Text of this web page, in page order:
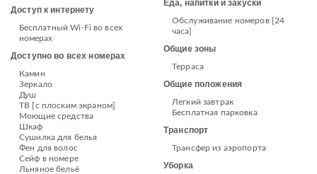
Доступ к интернету
Бесплатный Wi-Fi во всех
номерах
Доступно во всех номерах
Камин
Зеркало
Душ
ТВ [с плоским экраном]
Моющие средства
Шкаф
Сушилка для белья
Фен для волос
Сейф в номере
Льняное бельё
Еда, напитки и закуски
Обслуживание номеров [24
часа]
Общие зоны
Терраса
Общие положения
Легкий завтрак
Бесплатная парковка
Транспорт
Трансфер из аэропорта
Уборка